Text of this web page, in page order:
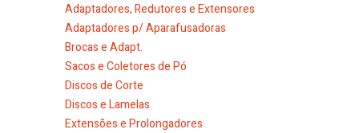
Adaptadores, Redutores e Extensores
Adaptadores p/ Aparafusadoras
Brocas e Adapt.
Sacos e Coletores de Pó
Discos de Corte
Discos e Lamelas
Extensões e Prolongadores